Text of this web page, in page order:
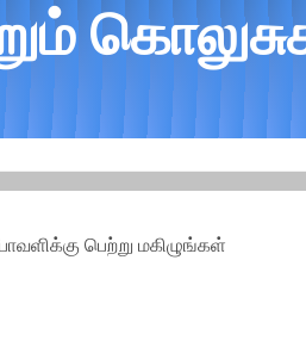
பெற்று மகிழுங்கள்